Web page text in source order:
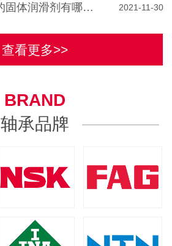
进口轴承可以使用的固体润滑剂有哪些？ 2021-11-30
查看更多>>
BRAND
轴承品牌